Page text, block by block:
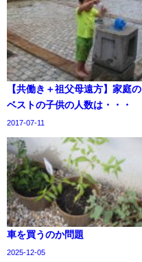
【共働き＋祖父母遠方】家庭の
ベストの子供の人数は・・・
2017-07-11
車を買うのか問題
2025-12-05